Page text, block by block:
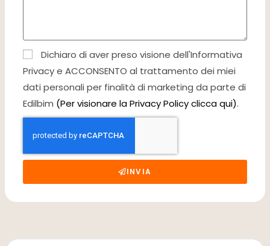
Dichiaro di aver preso visione dell'Informativa
Privacy e ACCONSENTO al trattamento dei miei
dati personali per finalità di marketing da parte di
Edilbim (Per visionare la Privacy Policy clicca qui).
INVIA